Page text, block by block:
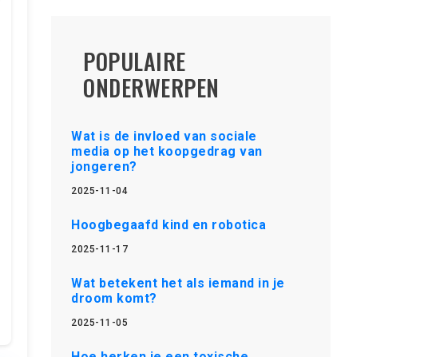
POPULAIRE
ONDERWERPEN
Wat is de invloed van sociale
media op het koopgedrag van
jongeren?
2025-11-04
Hoogbegaafd kind en robotica
2025-11-17
Wat betekent het als iemand in je
droom komt?
2025-11-05